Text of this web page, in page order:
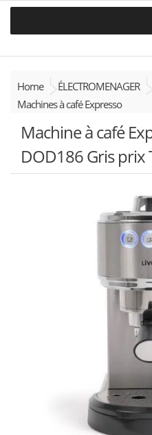
Home ÉLECTROMENAGER
Machines à café Expresso
Machine à café
DOD186 Gris prix